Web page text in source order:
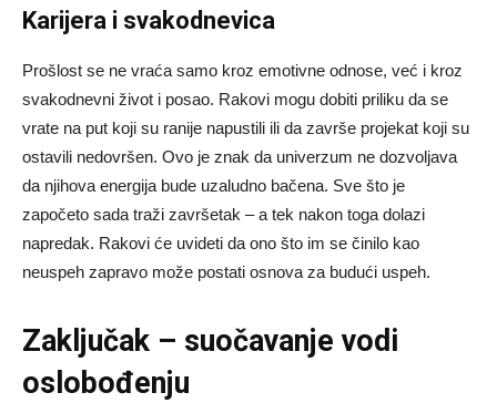
Karijera i svakodnevica
Prošlost se ne vraća samo kroz emotivne odnose, već i kroz
svakodnevni život i posao. Rakovi mogu dobiti priliku da se
vrate na put koji su ranije napustili ili da završe projekat koji su
ostavili nedovršen. Ovo je znak da univerzum ne dozvoljava
da njihova energija bude uzaludno bačena. Sve što je
započeto sada traži završetak – a tek nakon toga dolazi
napredak. Rakovi će uvideti da ono što im se činilo kao
neuspeh zapravo može postati osnova za budući uspeh.
Zaključak – suočavanje vodi
oslobođenju